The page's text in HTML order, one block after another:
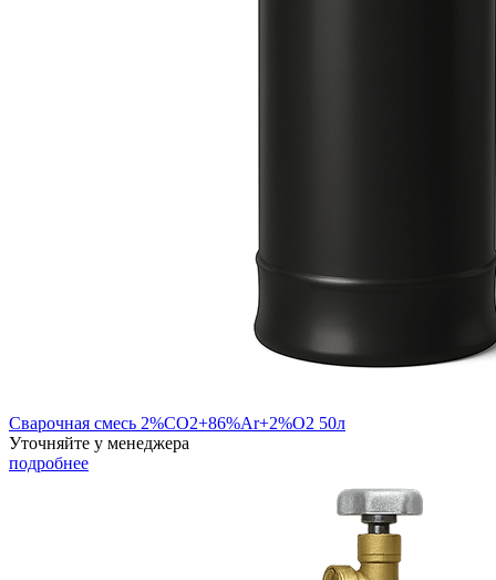
Сварочная смесь 2%CO2+86%Ar+2%O2 50л
Уточняйте у менеджера
подробнее